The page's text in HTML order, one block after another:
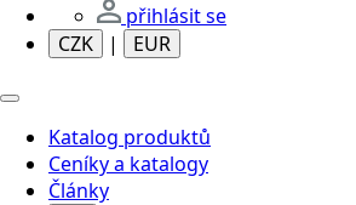
přihlásit se
CZK
| EUR
Katalog produktů
Ceníky a katalogy
Články